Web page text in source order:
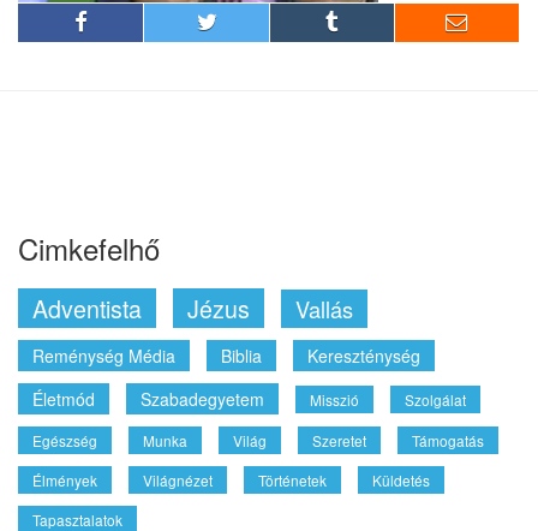
Cimkefelhő
Adventista Jézus Vallás
Reménység Média Biblia
Kereszténység
Életmód
Szabadegyetem Misszió
Szolgálat
Egészség
Munka Világ Szeretet
Támogatás
Élmények
Világnézet Történetek
Küldetés
Tapasztalatok